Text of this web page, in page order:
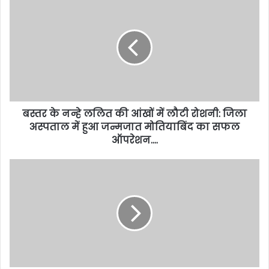
बस्तर के नन्हे ललित की आंखों में लौटी रोशनी: जिला
अस्पताल में हुआ जन्मजात मोतियाबिंद का सफल
ऑपरेशन….